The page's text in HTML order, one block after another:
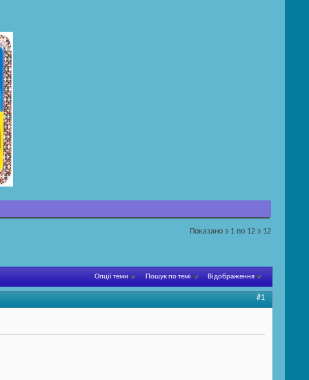
Показано з 1 по 12 з 12
Опції теми Пошук по темі Відображення
#1